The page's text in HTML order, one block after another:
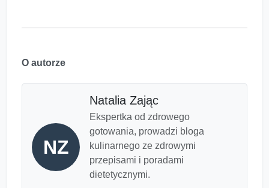
O autorze
NZ
Natalia Zając
Ekspertka od zdrowego
gotowania, prowadzi bloga
kulinarnego ze zdrowymi
przepisami i poradami
dietetycznymi.